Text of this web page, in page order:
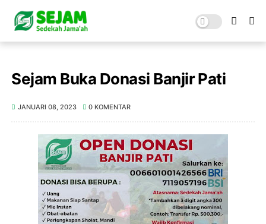
Sejam Buka Donasi Banjir Pati
JANUARI 08, 2023 0 KOMENTAR